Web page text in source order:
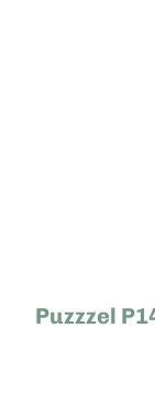
Puzzzel